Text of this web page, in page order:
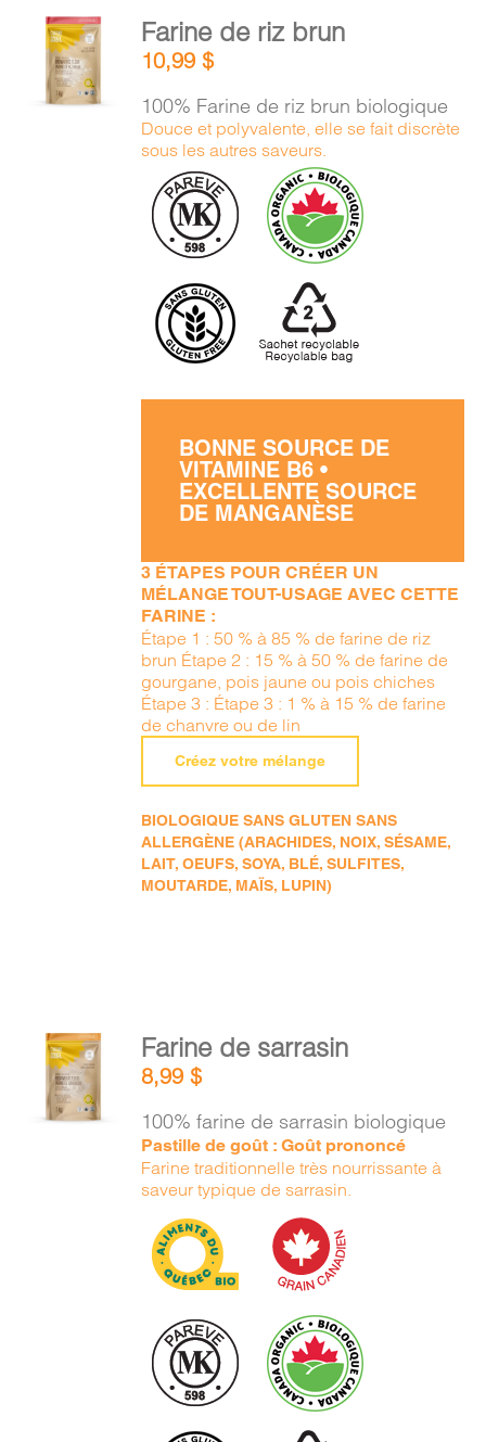
AJOUTER
AU
PANIER
/
Farine de riz brun
10,99$
100% Farine de riz brun biologique
Douce et polyvalente, elle se fait discrète
sous les autres saveurs.
BONNE SOURCE DE
VITAMINE B6 •
EXCELLENTE SOURCE
DE MANGANÈSE
3 ÉTAPES POUR CRÉER UN
MÉLANGE TOUT-USAGE AVEC CETTE
FARINE :
Étape 1 : 50 % à 85 % de farine de riz
brun Étape 2 : 15 % à 50 % de farine de
gourgane, pois jaune ou pois chiches
Étape 3 : Étape 3 : 1 % à 15 % de farine
de chanvre ou de lin
Créez votre mélange
BIOLOGIQUE SANS GLUTEN SANS
ALLERGÈNE (ARACHIDES, NOIX, SÉSAME,
LAIT, OEUFS, SOYA, BLÉ, SULFITES,
MOUTARDE, MAÏS, LUPIN)
AJOUTER
AU
PANIER
Farine de sarrasin
8,99$
100% farine de sarrasin biologique
Pastille de goût : Goût prononcé
Farine traditionnelle très nourrissante à
saveur typique de sarrasin.